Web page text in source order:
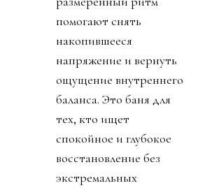
помогают снять
накопившееся
напряжение и вернуть
ощущение внутреннего
баланса. Это баня для
тех, кто ищет
спокойное и глубокое
восстановление без
экстремальных